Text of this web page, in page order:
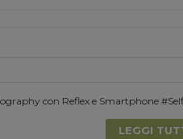
con Reflex e Smartphone
LEGGI